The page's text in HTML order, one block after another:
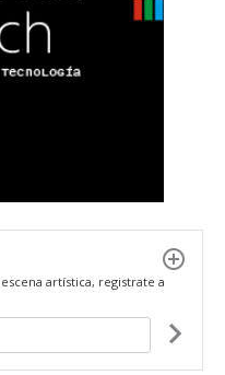
artística, registrate a